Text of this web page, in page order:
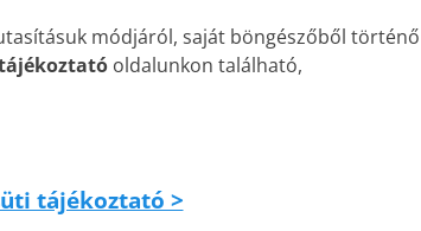
módjáról, saját böngészőből történő
oldalunkon található,
tájékoztató >